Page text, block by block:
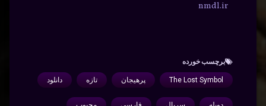
nmdl.ir
برچسب‌ خورده
The Lost Symbol پرهیجان تازه دانلود